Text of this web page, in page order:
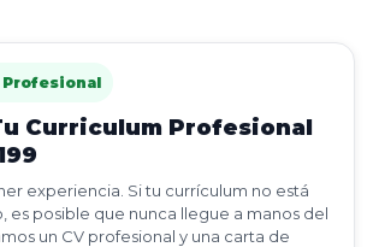
Profesional
Curriculum Profesional
experiencia. Si tu currículum no está
es posible que nunca llegue a manos del
un CV profesional y una carta de